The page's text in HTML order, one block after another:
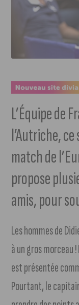
L’Équipe de
l’Autriche,
match de
propose
amis, pour
Les hommes de
à un gros morceau
est présentée
Pourtant, le